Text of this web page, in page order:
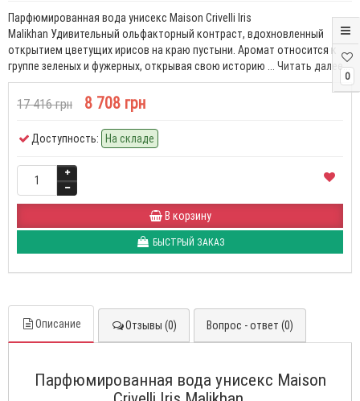
0
Парфюмированная вода унисекс Maison Crivelli Iris
Malikhan Удивительный ольфакторный контраст, вдохновленный
открытием цветущих ирисов на краю пустыни. Аромат относится к
группе зеленых и фужерных, открывая свою историю ... Читать далее...
17 416 грн 8 708 грн
Доступность: На складе
В корзину
БЫСТРЫЙ ЗАКАЗ
Описание Отзывы (0) Вопрос - ответ (0)
Парфюмированная вода унисекс Maison